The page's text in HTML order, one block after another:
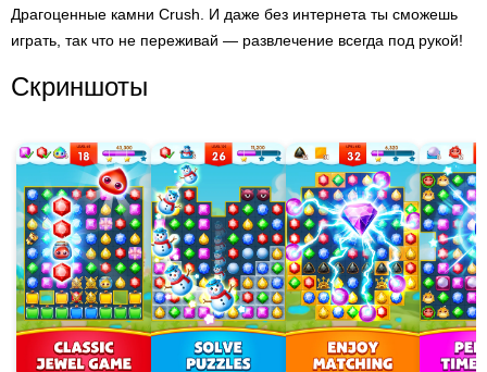
Драгоценные камни Crush. И даже без интернета ты сможешь
играть, так что не переживай — развлечение всегда под рукой!
Скриншоты